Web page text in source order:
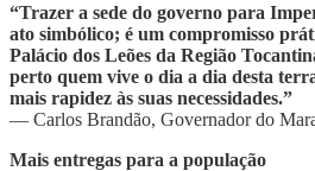
“Trazer a sede do governo para
ato simbólico; é um compromisso
Palácio dos Leões da Região
perto quem vive o dia a dia desta
mais rapidez às suas necessidades.”
— Carlos Brandão, Governador do
Mais entregas para a população